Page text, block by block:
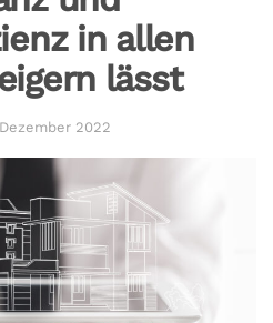
in allen
lässt
2022